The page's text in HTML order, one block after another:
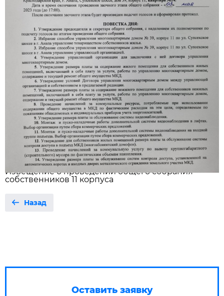
Извещение о проведении общего собрания
собственников 11 корпуса
Назад
Оставить заявку